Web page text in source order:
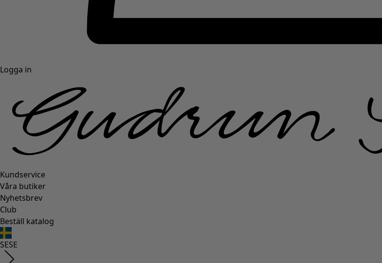
Logga in
Kundservice
Våra butiker
Nyhetsbrev
Club
Beställ katalog
SESE